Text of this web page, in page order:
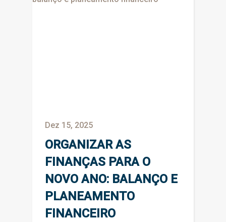
Dez 15, 2025
ORGANIZAR AS
FINANÇAS PARA O
NOVO ANO: BALANÇO E
PLANEAMENTO
FINANCEIRO